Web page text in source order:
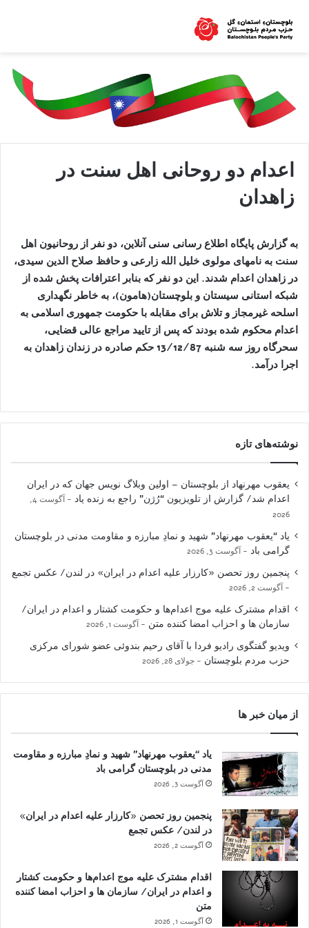
اعدام دو روحانی اهل سنت در
زاهدان
به گزارش پایگاه اطلاع رسانی سنی آنلاین، دو نفر از روحانیون اهل
سنت به نامهای مولوی خلیل الله زارعی و حافظ صلاح الدین سیدی،
در زاهدان اعدام شدند. این دو نفر که بنابر اعترافات پخش شده از
شبکه استانی سیستان و بلوچستان(هامون)، به خاطر نگهداری
اسلحه غیرمجاز و تلاش برای مقابله با حكومت جمهوری اسلامی به
اعدام محكوم شده بودند که پس از تاييد مراجع عالی قضايی،
سحرگاه روز سه شنبه 13/12/87 حكم صادره در زندان زاهدان به
اجرا درآمد.
نوشته‌های تازه
یعقوب مهرنهاد از بلوچستان – اولین وبلاگ نویس جهان که در ایران
اعدام شد/ گزارش از تلویزیون “رُژن” راجع به زنده یاد
آگوست 4,
2026
یاد “یعقوب مهرنهاد” شهید و نمادِ مبارزه و مقاومت مدنی در بلوچستان
گرامی باد
آگوست 3, 2026
پنجمین روز تحصن «کارزار علیه اعدام در ایران» در لندن/ عکس تجمع
آگوست 2, 2026
اقدام مشترک علیه موج اعدام‌ها و حکومت کشتار و اعدام در ایران/
سازمان ها و احزاب امضا کننده متن
آگوست 1, 2026
ویدیو گفتگوی رادیو فردا با آقای رحیم بندوئی عضو شورای مرکزی
حزب مردم بلوچستان
جولای 28, 2026
از میان خبر ها
یاد “یعقوب مهرنهاد” شهید و نمادِ مبارزه و مقاومت
مدنی در بلوچستان گرامی باد
آگوست 3, 2026
پنجمین روز تحصن «کارزار علیه اعدام در ایران»
در لندن/ عکس تجمع
آگوست 2, 2026
اقدام مشترک علیه موج اعدام‌ها و حکومت کشتار
و اعدام در ایران/ سازمان ها و احزاب امضا کننده
متن
آگوست 1, 2026